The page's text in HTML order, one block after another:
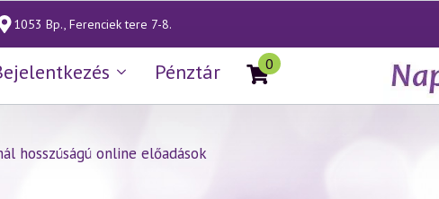
1053 Bp., Ferenciek tere 7-8.
Pénztár 0
hosszúságú online előadások